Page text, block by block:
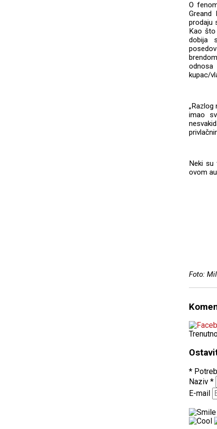
O
Greand
prodaju
Kao što
dobija
kupac/
imao
Neki su
ovom
Foto:
*
Naziv *
E-mail